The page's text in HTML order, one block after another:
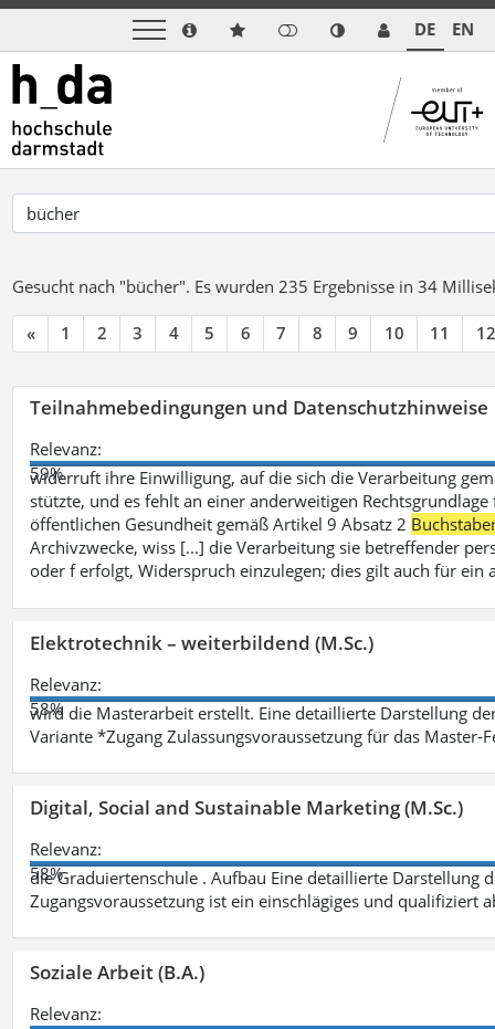
DE EN
Gesucht nach "bücher". Es wurden 235 Ergebnisse in 34
« 1 2 3 4 5 6 7 8 9 10 11 12
Teilnahmebedingungen und Datenschutzhinweise
Relevanz:
59%
widerruft ihre Einwilligung, auf die sich die Verarbeitung
stützte, und es fehlt an einer anderweitigen
öffentlichen Gesundheit gemäß Artikel 9 Absatz 2
Archivzwecke, wiss [...] die Verarbeitung sie betreffender
oder f erfolgt, Widerspruch einzulegen; dies gilt auch für ein
Elektrotechnik – weiterbildend (M.Sc.)
Relevanz:
58%
wird die Masterarbeit erstellt. Eine detaillierte Darstellung
Variante *Zugang Zulassungsvoraussetzung für das Master-
Digital, Social and Sustainable Marketing (M.Sc.)
Relevanz:
58%
die Graduiertenschule . Aufbau Eine detaillierte Darstellung
Zugangsvoraussetzung ist ein einschlägiges und qualifiziert
Soziale Arbeit (B.A.)
Relevanz: